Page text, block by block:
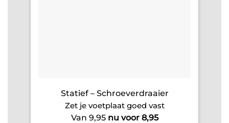
Statief – Schroeverdraaier
Zet je voetplaat goed vast
Van 9,95 nu voor 8,95